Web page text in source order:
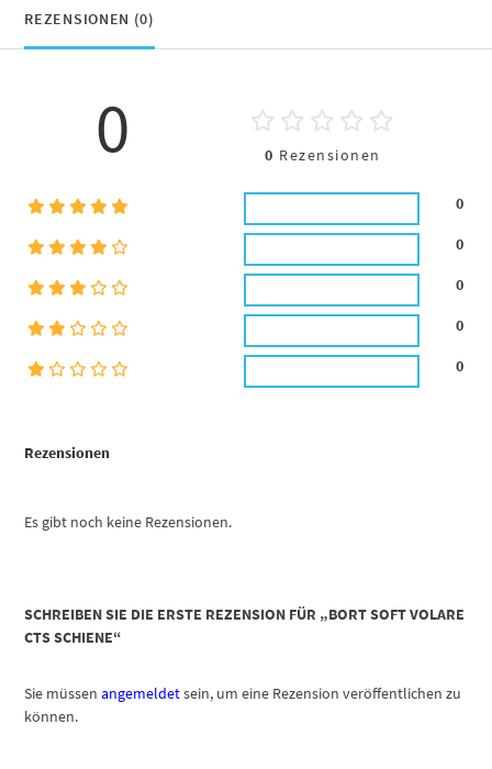
REZENSIONEN (0)
Rezensionen
Es gibt noch keine Rezensionen.
0 0 Rezensionen
0
0
0
0
0
SCHREIBEN SIE DIE ERSTE REZENSION FÜR „BORT SOFT VOLARE
CTS SCHIENE“
Sie müssenangemeldetsein, um eine Rezension veröffentlichen zu
können.